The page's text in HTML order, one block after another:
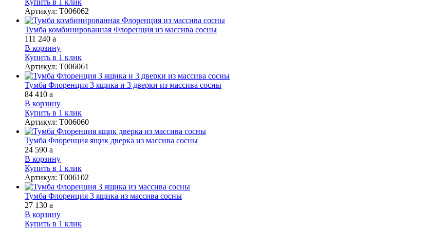
Артикул: Т006062
Тумба комбинированная Флоренция из массива сосны
111 240 a
В корзину
Купить в 1 клик
Артикул: Т006061
Тумба Флоренция 3 ящика и 3 дверки из массива сосны
84 410 a
В корзину
Купить в 1 клик
Артикул: Т006060
Тумба Флоренция ящик дверка из массива сосны
24 590 a
В корзину
Купить в 1 клик
Артикул: Т006102
Тумба Флоренция 3 ящика из массива сосны
27 130 a
В корзину
Купить в 1 клик